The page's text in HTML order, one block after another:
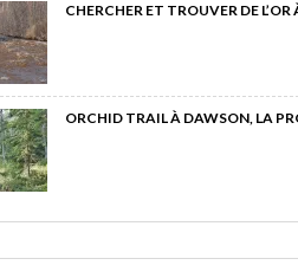
CHERCHER ET TROUVER DE
ORCHID TRAIL À DAWSON, LA